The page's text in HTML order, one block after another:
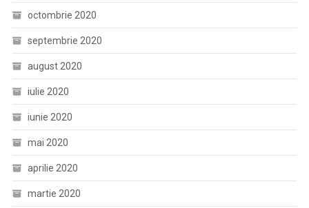
octombrie 2020
septembrie 2020
august 2020
iulie 2020
iunie 2020
mai 2020
aprilie 2020
martie 2020